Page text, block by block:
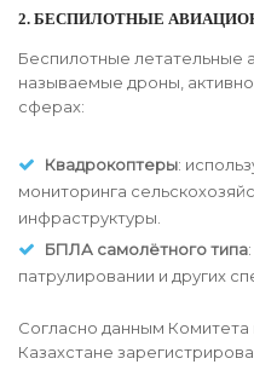
2. БЕСПИЛОТНЫЕ
Беспилотные летательные
называемые дроны,
сферах:
Квадрокоптеры:
мониторинга
инфраструктуры.
БПЛА самолётного типа
патрулировании и других
Согласно данным Комитета
Казахстане